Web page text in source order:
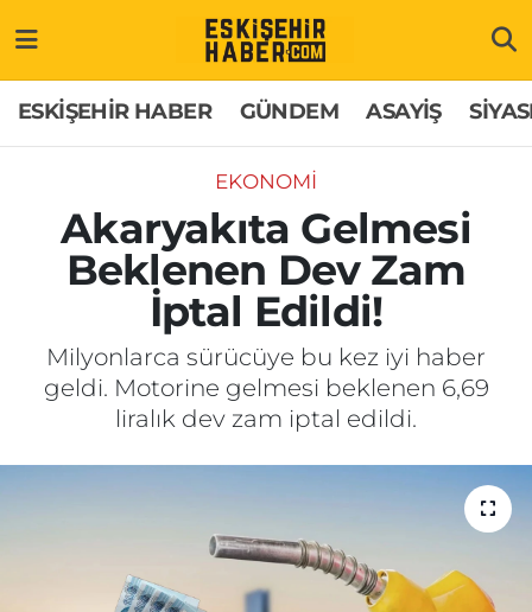
ESKİŞEHİR HABER GÜNDEM ASAYİŞ
EKONOMİ
Akaryakıta Gelmesi
Beklenen Dev Zam
İptal Edildi!
Milyonlarca sürücüye bu kez iyi haber
geldi. Motorine gelmesi beklenen 6,69
liralık dev zam iptal edildi.
GÜNDEM
ASAYİŞ
SİYASET
EKONOMİ
SAĞLIK
MAGAZİN
Hakkımızda
İletişim
Künye
Odunpazarı Trafik Yoğunluk Haritası
Süper Lig Puan Durumu ve Fikstür
Tüm Manşetler
Son Dakika Haberleri
Haber Arşivi